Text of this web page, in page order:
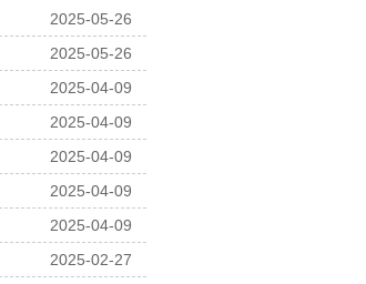
2025-05-26
2025-05-26
2025-04-09
2025-04-09
2025-04-09
2025-04-09
2025-04-09
2025-02-27